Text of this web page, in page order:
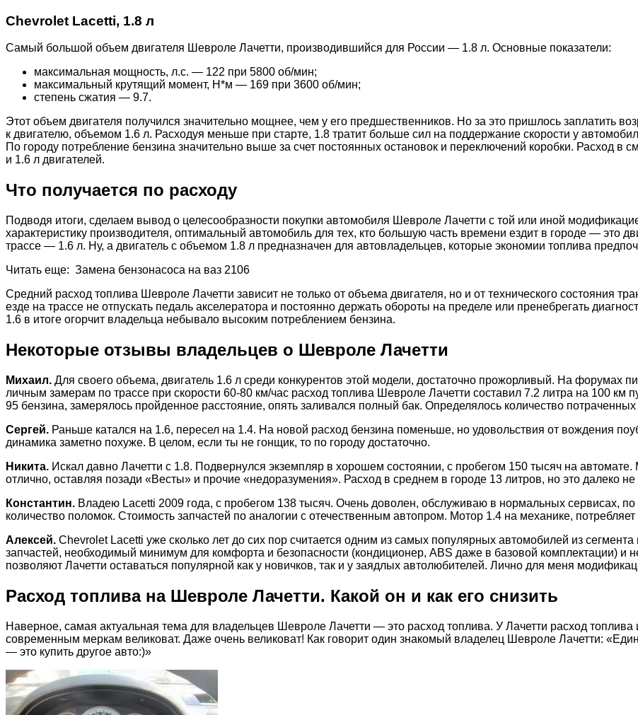
Chevrolet Lacetti, 1.8 л
Самый большой объем двигателя Шевроле Лачетти, производившийся для России — 1.8 л. Основные показатели:
максимальная мощность, л.с. — 122 при 5800 об/мин;
максимальный крутящий момент, Н*м — 169 при 3600 об/мин;
степень сжатия — 9.7.
Этот объем двигателя получился значительно мощнее, чем у его предшественников. Но за это пришлось заплатить
к двигателю, объемом 1.6 л. Расходуя меньше при старте, 1.8 тратит больше сил на поддержание скорости у
По городу потребление бензина значительно выше за счет постоянных остановок и переключений коробки. Расход
и 1.6 л двигателей.
Что получается по расходу
Подводя итоги, сделаем вывод о целесообразности покупки автомобиля Шевроле Лачетти с той или иной
характеристику производителя, оптимальный автомобиль для тех, кто большую часть времени ездит в городе — это
трассе — 1.6 л. Ну, а двигатель с объемом 1.8 л предназначен для автовладельцев, которые экономии топлива
Читать еще: Замена бензонасоса на ваз 2106
Средний расход топлива Шевроле Лачетти зависит не только от объема двигателя, но и от технического состояния
езде на трассе не отпускать педаль акселератора и постоянно держать обороты на пределе или пренебрегать
1.6 в итоге огорчит владельца небывало высоким потреблением бензина.
Некоторые отзывы владельцев о Шевроле Лачетти
Михаил. Для своего объема, двигатель 1.6 л среди конкурентов этой модели, достаточно прожорливый. На форумах
личным замерам по трассе при скорости 60-80 км/час расход топлива Шевроле Лачетти составил 7.2 литра на 100
95 бензина, замерялось пройденное расстояние, опять заливался полный бак. Определялось количество
Сергей. Раньше катался на 1.6, пересел на 1.4. На новой расход бензина поменьше, но удовольствия от вождения
динамика заметно похуже. В целом, если ты не гонщик, то по городу достаточно.
Никита. Искал давно Лачетти с 1.8. Подвернулся экземпляр в хорошем состоянии, с пробегом 150 тысяч на
отлично, оставляя позади «Весты» и прочие «недоразумения». Расход в среднем в городе 13 литров, но это далеко не
Константин. Владею Lacetti 2009 года, с пробегом 138 тысяч. Очень доволен, обслуживаю в нормальных сервисах,
количество поломок. Стоимость запчастей по аналогии с отечественным автопром. Мотор 1.4 на механике,
Алексей. Chevrolet Lacetti уже сколько лет до сих пор считается одним из самых популярных автомобилей из
запчастей, необходимый минимум для комфорта и безопасности (кондиционер, ABS даже в базовой комплектации) и
позволяют Лачетти оставаться популярной как у новичков, так и у заядлых автолюбителей. Лично для меня
Расход топлива на Шевроле Лачетти. Какой он и как его снизить
Наверное, самая актуальная тема для владельцев Шевроле Лачетти — это расход топлива. У Лачетти расход
современным меркам великоват. Даже очень великоват! Как говорит один знакомый владелец Шевроле Лачетти:
— это купить другое авто:)»